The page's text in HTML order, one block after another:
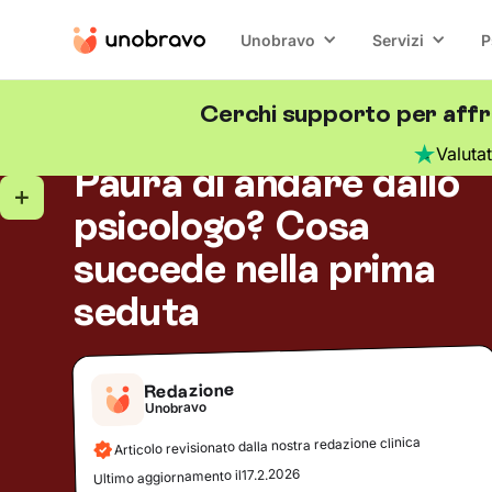
Unobravo Servizi
Cerchi supporto per
Paura di andare dallo
psicologo? Cosa
succede nella prima
seduta
Redazione
Unobravo
Articolo revisionato dalla nostra redazione clinica
Ultimo aggiornamento il17.2.2026